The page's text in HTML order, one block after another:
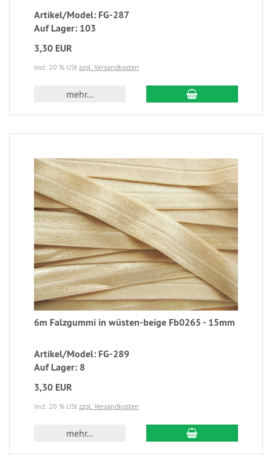
Artikel/Model: FG-287
Auf Lager: 103
3,30 EUR
incl. 20 % USt zzgl. Versandkosten
mehr...
6m Falzgummi in wüsten-beige Fb0265 - 15mm
Artikel/Model: FG-289
Auf Lager: 8
3,30 EUR
incl. 20 % USt zzgl. Versandkosten
mehr...